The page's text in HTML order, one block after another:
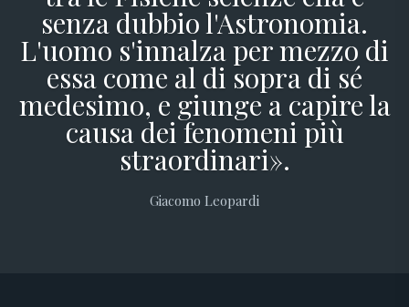
senza dubbio l'Astronomia.
L'uomo s'innalza per mezzo di
essa come al di sopra di sé
medesimo, e giunge a capire la
causa dei fenomeni più
straordinari».
Giacomo Leopardi